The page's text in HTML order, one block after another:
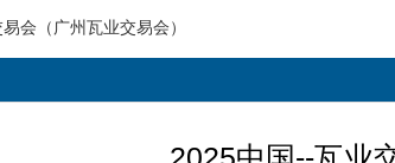
会（广州瓦业交易会）